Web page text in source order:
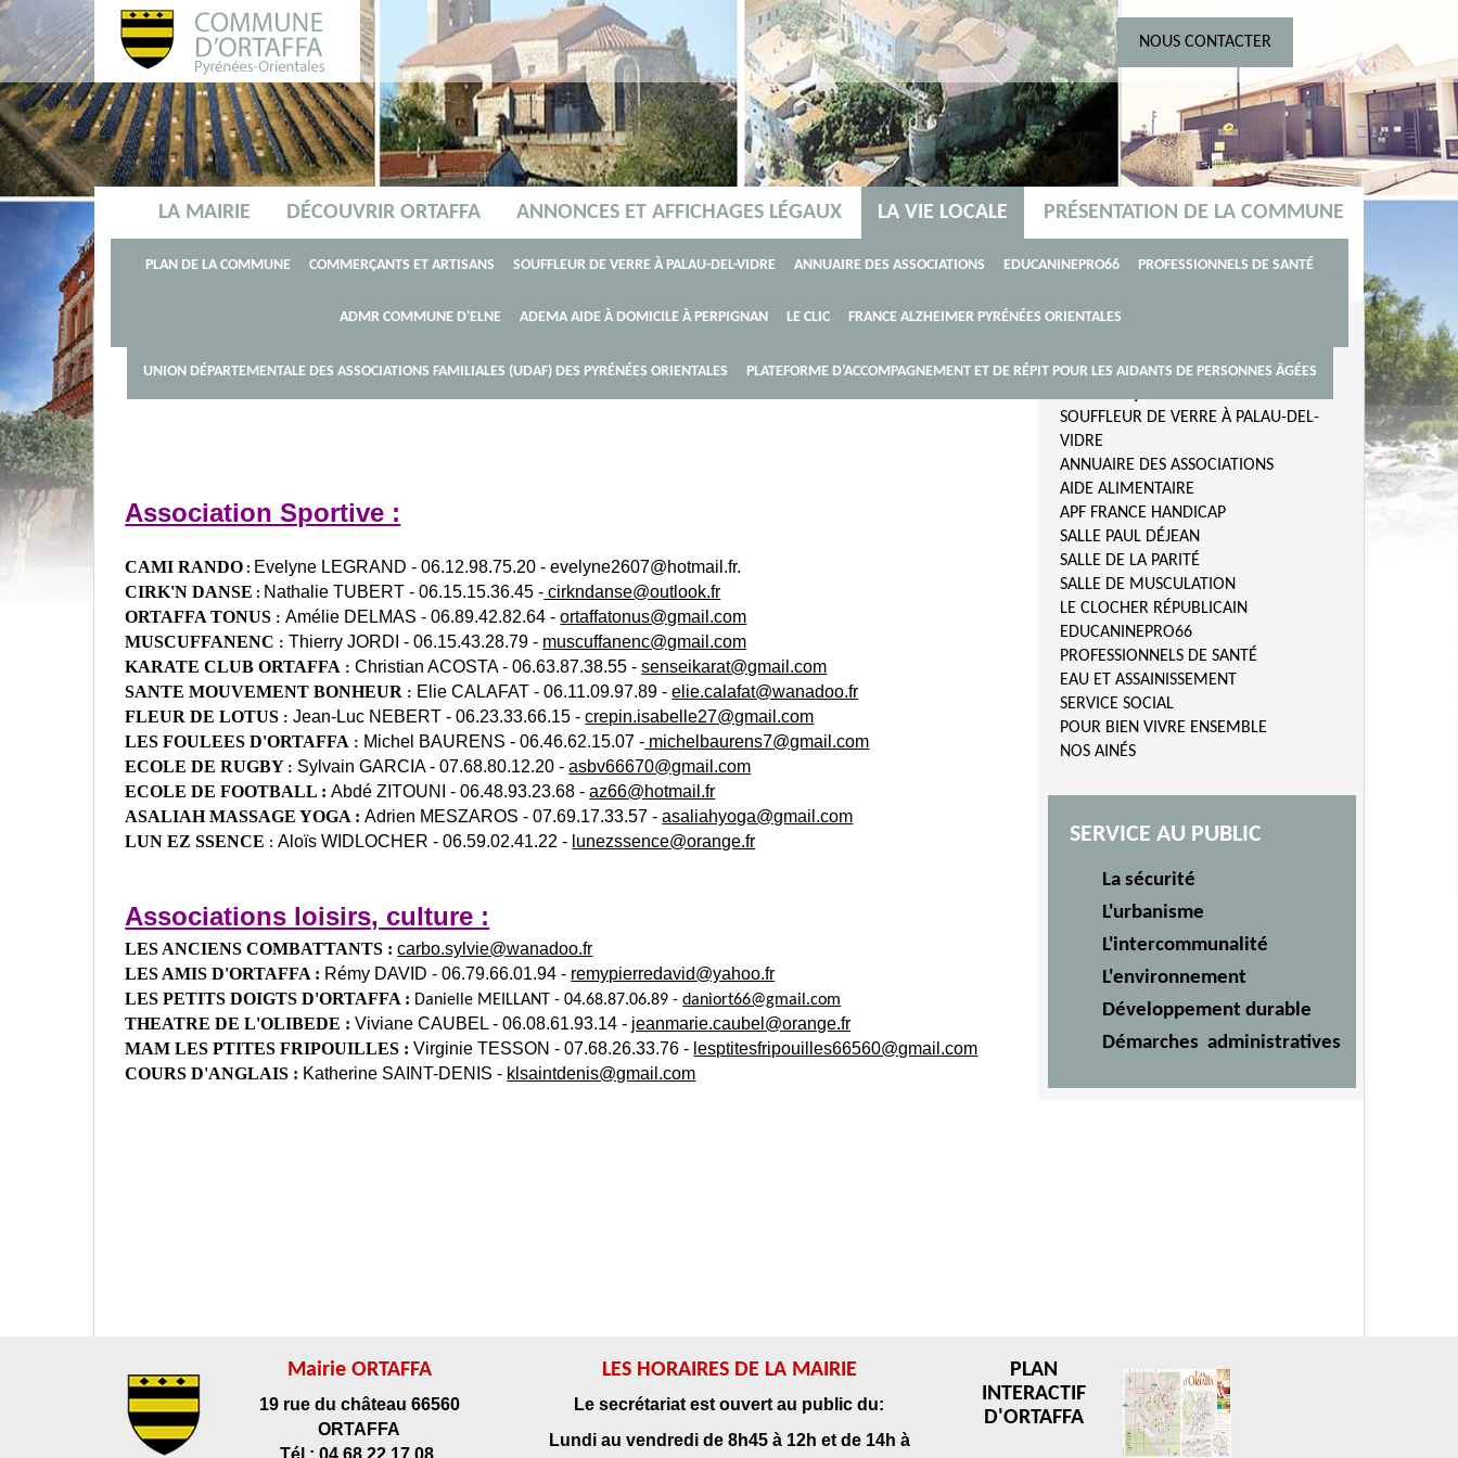
NOUS CONTACTER
LA MAIRIE DÉCOUVRIR ORTAFFA ANNONCES ET AFFICHAGES LÉGAUX LA VIE LOCALE
PLAN DE LA COMMUNE
LE PATRIMOINE D'ORTAFFA
COMMERÇANTS ET ARTISANS
CULTURE D'ORTAFFA
SOUFFLEUR DE VERRE À PALAU-DEL-VIDRE ANNUAIRE DES ASSOCIATIONS
AIDE ALIMENTAIRE APF FRANCE HANDICAP SALLE PAUL DÉJEAN SALLE DE LA PARITÉ SALLE DE MUSCULATION LE CLOCHER RÉPUBLICAIN
EDUCANINEPRO66 PROFESSIONNELS DE SANTÉ
EAU ET ASSAINISSEMENT SERVICE SOCIAL POUR BIEN VIVRE ENSEMBLE NOS AINÉS
ADMR COMMUNE D'ELNE ADEMA AIDE À DOMICILE À PERPIGNAN LE CLIC FRANCE ALZHEIMER PYRÉNÉES ORIENTALES
UNION DÉPARTEMENTALE DES ASSOCIATIONS FAMILIALES (UDAF) DES PYRÉNÉES ORIENTALES PLATEFORME D’ACCOMPAGNEMENT ET DE RÉPIT POUR LES AIDANTS DE PERSONNES ÂGÉES
PRÉSENTATION DE LA COMMUNE
HISTOIRE DE LA COMMUNE NOUS CONTACTER L'URBANISME LA SÉCURITÉ L'INTERCOMMUNALITE
L'ENVIRONNEMENT LE DÉVELOPPEMENT DURABLE
ASSOCIATIONS
Association Sportive :
CAMI RANDO : Evelyne LEGRAND - 06.12.98.75.20 - evelyne2607@hotmail.fr.
CIRK'N DANSE : Nathalie TUBERT - 06.15.15.36.45 - cirkndanse@outlook.fr
ORTAFFA TONUS :Amélie DELMAS - 06.89.42.82.64 -ortaffatonus@gmail.com
MUSCUFFANENC : Thierry JORDI- 06.15.43.28.79 - muscuffanenc@gmail.com
KARATE CLUB ORTAFFA : Christian ACOSTA - 06.63.87.38.55 -senseikarat@gmail.com
SANTE MOUVEMENT BONHEUR : Elie CALAFAT - 06.11.09.97.89 -elie.calafat@wanadoo.fr
FLEUR DE LOTUS :Jean-Luc NEBERT - 06.23.33.66.15 -crepin.isabelle27@gmail.com
LES FOULEES D'ORTAFFA : Michel BAURENS - 06.46.62.15.07 - michelbaurens7@gmail.com
ECOLE DE RUGBY : Sylvain GARCIA - 07.68.80.12.20 -asbv66670@gmail.com
ECOLE DE FOOTBALL :Abdé ZITOUNI - 06.48.93.23.68 -az66@hotmail.fr
ASALIAH MASSAGE YOGA : Adrien MESZAROS - 07.69.17.33.57 -asaliahyoga@gmail.com
LUN EZ SSENCE :Aloïs WIDLOCHER - 06.59.02.41.22 - lunezssence@orange.fr
Associations loisirs, culture :
LES ANCIENS COMBATTANTS :carbo.sylvie@wanadoo.fr
LES AMIS D'ORTAFFA : Rémy DAVID - 06.79.66.01.94 - remypierredavid@yahoo.fr
LES PETITS DOIGTS D'ORTAFFA : Danielle MEILLANT - 04.68.87.06.89 - daniort66@gmail.com
THEATRE DE L'OLIBEDE :Viviane CAUBEL - 06.08.61.93.14 - jeanmarie.caubel@orange.fr
MAM LES PTITES FRIPOUILLES :Virginie TESSON - 07.68.26.33.76 - lesptitesfripouilles66560@gmail.com
COURS D'ANGLAIS : Katherine SAINT-DENIS - klsaintdenis@gmail.com
PLAN DE LA COMMUNE
SOUFFLEUR DE VERRE À PALAU-DEL-
VIDRE
ANNUAIRE DES ASSOCIATIONS
AIDE ALIMENTAIRE
APF FRANCE HANDICAP
SALLE PAUL DÉJEAN
SALLE DE LA PARITÉ
SALLE DE MUSCULATION
LE CLOCHER RÉPUBLICAIN
EDUCANINEPRO66
PROFESSIONNELS DE SANTÉ
EAU ET ASSAINISSEMENT
SERVICE SOCIAL
POUR BIEN VIVRE ENSEMBLE
NOS AINÉS
SERVICE AU PUBLIC
La sécurité
L'urbanisme
L'intercommunalité
L'environnement
Développement durable
Démarches administratives
Mairie ORTAFFA
19 rue du château 66560
ORTAFFA
Tél : 04 68 22 17 08
LES HORAIRES DE LA MAIRIE
Le secrétariat est ouvert au public du:
Lundi au vendredi de 8h45 à 12h et de 14h à
PLAN
INTERACTIF
D'ORTAFFA